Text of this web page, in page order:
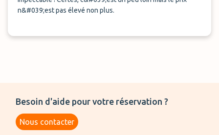
n&#039;est pas élevé non plus.
Besoin d'aide pour votre réservation ?
Nous contacter